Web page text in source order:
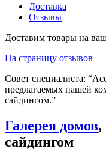
Доставка
Отзывы
Доставим товары на
На страницу отзывов
Совет специалиста:
предлагаемых нашей
сайдингом.”
Галерея домов,
сайдингом